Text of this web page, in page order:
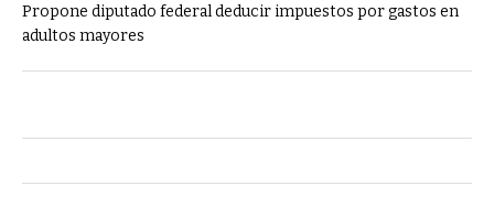
Propone diputado federal deducir impuestos por gastos en
adultos mayores